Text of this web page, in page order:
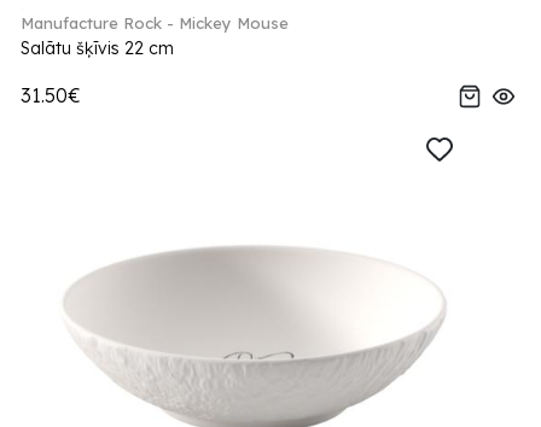
Manufacture Rock - Mickey Mouse
Salātu šķīvis 22 cm
31.50€